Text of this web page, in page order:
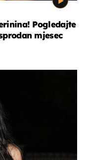
Pogledajte
mjesec